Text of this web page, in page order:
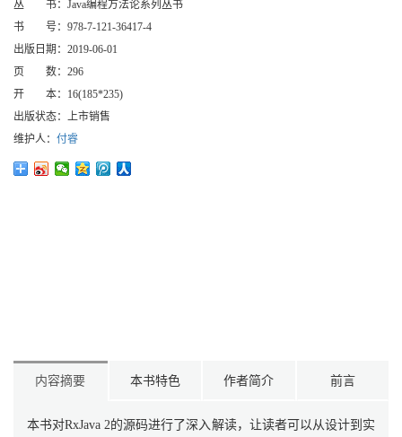
丛 书： Java编程方法论系列丛书
书 号： 978-7-121-36417-4
出版日期： 2019-06-01
页 数： 296
开 本： 16(185*235)
出版状态： 上市销售
维护人： 付睿
内容摘要 本书特色 作者简介 前言
本书对RxJava 2的源码进行了深入解读，让读者可以从设计到实